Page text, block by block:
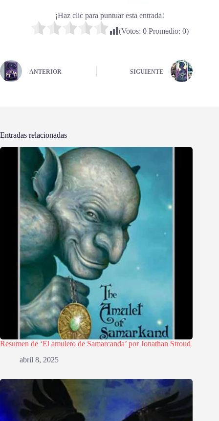
¡Haz clic para puntuar esta entrada!
(Votos: 0Promedio: 0)
ANTERIOR SIGUIENTE
Entradas relacionadas
Resumen de ‘El amuleto de Samarcanda’ por Jonathan Stroud
abril 8, 2025